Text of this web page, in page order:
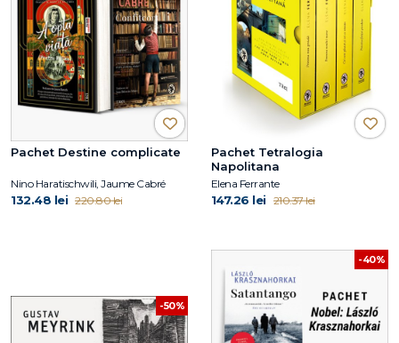
Pachet Destine complicate
Nino Haratischwili, Jaume Cabré
132.48 lei 220.80 lei
Pachet Tetralogia
Napolitana
Elena Ferrante
147.26 lei 210.37 lei
-50%
-40%